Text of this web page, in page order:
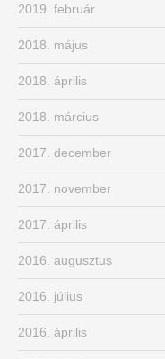
2019. február
2018. május
2018. április
2018. március
2017. december
2017. november
2017. április
2016. augusztus
2016. július
2016. április